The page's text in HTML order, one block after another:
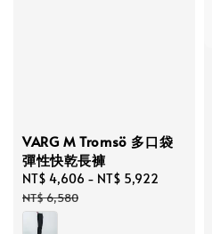
VARG M Tromsö 多口袋
彈性快乾長褲
Sale
price
NT$ 4,606 - NT$ 5,922
NT$ 6,580